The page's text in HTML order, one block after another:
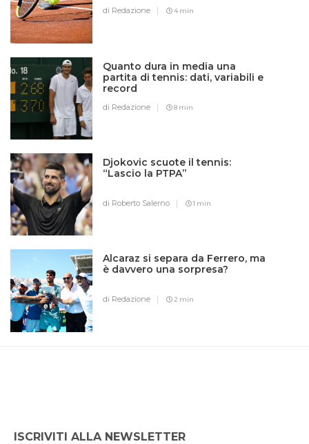
di Redazione 4 min
Quanto dura in media una
partita di tennis: dati, variabili e
record
di Redazione 8 min
Djokovic scuote il tennis:
“Lascio la PTPA”
di Roberto Salerno 1 min
Alcaraz si separa da Ferrero, ma
è davvero una sorpresa?
di Redazione 2 min
ISCRIVITI ALLA NEWSLETTER